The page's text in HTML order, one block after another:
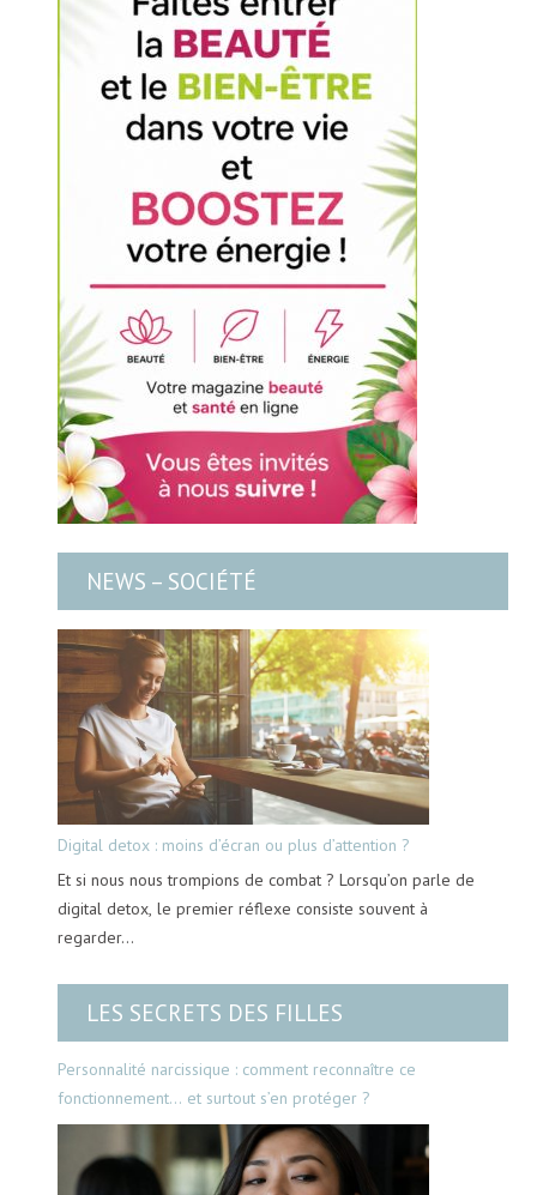
NEWS – SOCIÉTÉ
Digital detox : moins d’écran ou plus d’attention ?
Et si nous nous trompions de combat ? Lorsqu’on parle de
digital detox, le premier réflexe consiste souvent à
regarder…
LES SECRETS DES FILLES
Personnalité narcissique : comment reconnaître ce
fonctionnement… et surtout s’en protéger ?